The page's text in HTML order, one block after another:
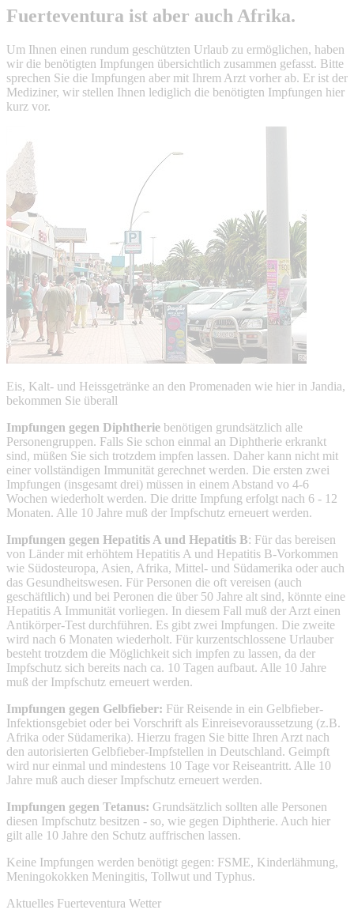
Fuerteventura ist aber auch Afrika.
Um Ihnen einen rundum geschützten Urlaub zu ermöglichen, haben
wir die benötigten Impfungen übersichtlich zusammen gefasst. Bitte
sprechen Sie die Impfungen aber mit Ihrem Arzt vorher ab. Er ist der
Mediziner, wir stellen Ihnen lediglich die benötigten Impfungen hier
kurz vor.
Eis, Kalt- und Heissgetränke an den Promenaden wie hier in Jandia,
bekommen Sie überall
Impfungen gegen Diphtherie benötigen grundsätzlich alle
Personengruppen. Falls Sie schon einmal an Diphtherie erkrankt
sind, müßen Sie sich trotzdem impfen lassen. Daher kann nicht mit
einer vollständigen Immunität gerechnet werden. Die ersten zwei
Impfungen (insgesamt drei) müssen in einem Abstand vo 4-6
Wochen wiederholt werden. Die dritte Impfung erfolgt nach 6 - 12
Monaten. Alle 10 Jahre muß der Impfschutz erneuert werden.
Impfungen gegen Hepatitis A und Hepatitis B: Für das bereisen
von Länder mit erhöhtem Hepatitis A und Hepatitis B-Vorkommen
wie Südosteuropa, Asien, Afrika, Mittel- und Südamerika oder auch
das Gesundheitswesen. Für Personen die oft vereisen (auch
geschäftlich) und bei Peronen die über 50 Jahre alt sind, könnte eine
Hepatitis A Immunität vorliegen. In diesem Fall muß der Arzt einen
Antikörper-Test durchführen. Es gibt zwei Impfungen. Die zweite
wird nach 6 Monaten wiederholt. Für kurzentschlossene Urlauber
besteht trotzdem die Möglichkeit sich impfen zu lassen, da der
Impfschutz sich bereits nach ca. 10 Tagen aufbaut. Alle 10 Jahre
muß der Impfschutz erneuert werden.
Impfungen gegen Gelbfieber: Für Reisende in ein Gelbfieber-
Infektionsgebiet oder bei Vorschrift als Einreisevoraussetzung (z.B.
Afrika oder Südamerika). Hierzu fragen Sie bitte Ihren Arzt nach
den autorisierten Gelbfieber-Impfstellen in Deutschland. Geimpft
wird nur einmal und mindestens 10 Tage vor Reiseantritt. Alle 10
Jahre muß auch dieser Impfschutz erneuert werden.
Impfungen gegen Tetanus: Grundsätzlich sollten alle Personen
diesen Impfschutz besitzen - so, wie gegen Diphtherie. Auch hier
gilt alle 10 Jahre den Schutz auffrischen lassen.
Keine Impfungen werden benötigt gegen: FSME, Kinderlähmung,
Meningokokken Meningitis, Tollwut und Typhus.
Aktuelles Fuerteventura Wetter